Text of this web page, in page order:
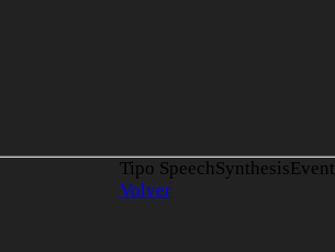
Tipo SpeechSynthesisEvent
Volver